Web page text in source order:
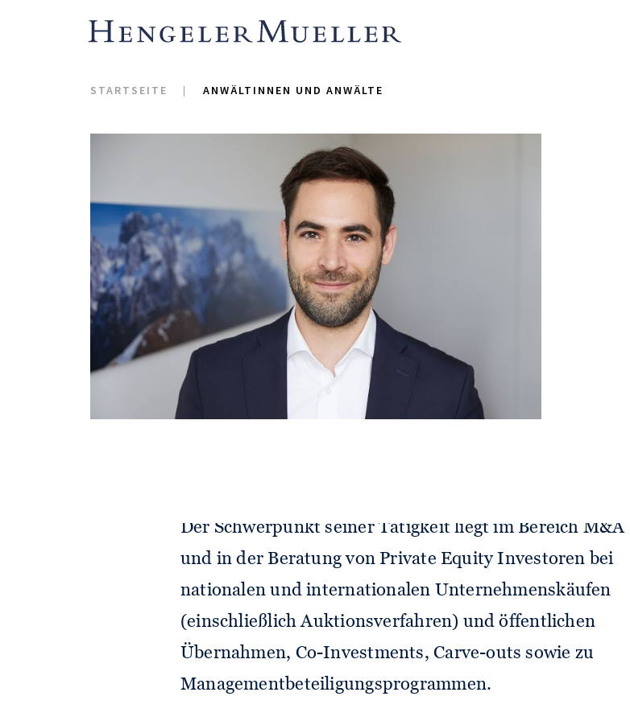
STARTSEITE ANWÄLTINNEN UND ANWÄLTE
Julian Pröbstl berät Unternehmen und
Der Schwerpunkt seiner Tätigkeit liegt im Bereich M&A
und in der Beratung von Private Equity Investoren bei
nationalen und internationalen Unternehmenskäufen
(einschließlich Auktionsverfahren) und öffentlichen
Übernahmen, Co-Investments, Carve-outs sowie zu
Managementbeteiligungsprogrammen.